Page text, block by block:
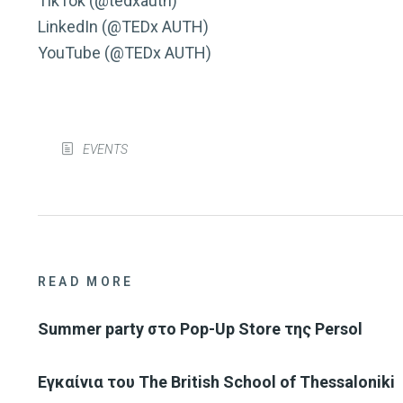
LinkedIn (@TEDx AUTH)
YouTube (@TEDx AUTH)
EVENTS
READ MORE
Summer party στο Pop-Up Store της Persol
Eγκαίνια του The British School of Thessaloniki